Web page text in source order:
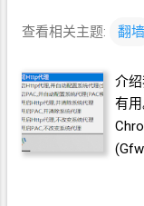
查看相关主题: 翻墙
介
有用